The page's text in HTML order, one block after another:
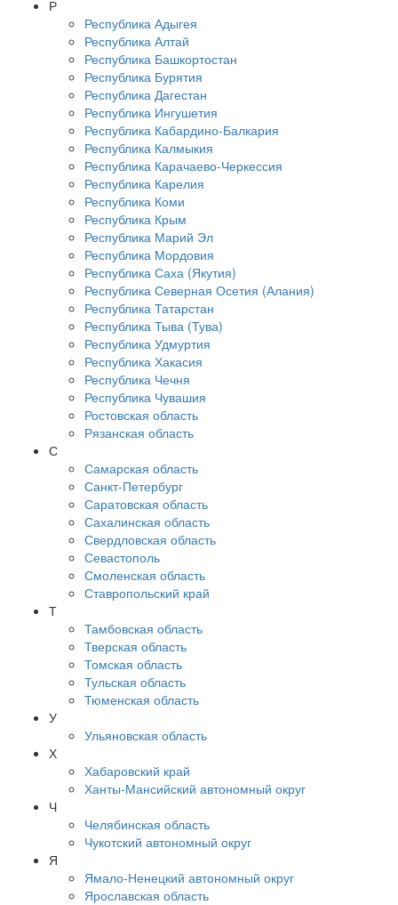
Р
Республика Адыгея
Республика Алтай
Республика Башкортостан
Республика Бурятия
Республика Дагестан
Республика Ингушетия
Республика Кабардино-Балкария
Республика Калмыкия
Республика Карачаево-Черкессия
Республика Карелия
Республика Коми
Республика Крым
Республика Марий Эл
Республика Мордовия
Республика Саха (Якутия)
Республика Северная Осетия (Алания)
Республика Татарстан
Республика Тыва (Тува)
Республика Удмуртия
Республика Хакасия
Республика Чечня
Республика Чувашия
Ростовская область
Рязанская область
С
Самарская область
Санкт-Петербург
Саратовская область
Сахалинская область
Свердловская область
Севастополь
Смоленская область
Ставропольский край
Т
Тамбовская область
Тверская область
Томская область
Тульская область
Тюменская область
У
Ульяновская область
Х
Хабаровский край
Ханты-Мансийский автономный округ
Ч
Челябинская область
Чукотский автономный округ
Я
Ямало-Ненецкий автономный округ
Ярославская область